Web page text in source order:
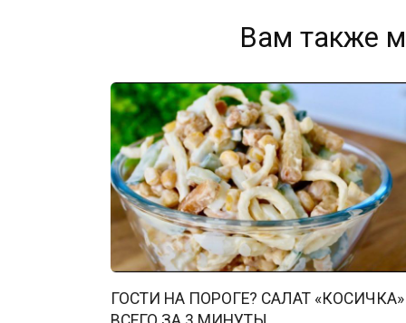
Вам также
ГОСТИ НА ПОРОГЕ? САЛАТ «КОСИЧКА»